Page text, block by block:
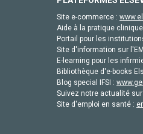
Site e-commerce :
Aide à la pratique
Portail pour les
Site d'information sur
E-learning pour les
Bibliothèque d'e-books
Blog special IFSI :
Suivez notre actualité
Site d'emploi en santé :